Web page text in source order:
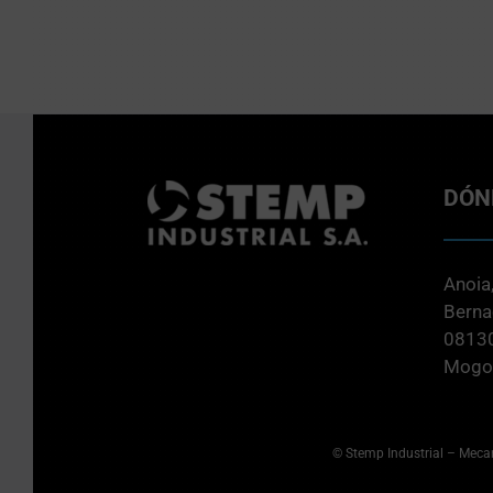
© Stemp Industrial –